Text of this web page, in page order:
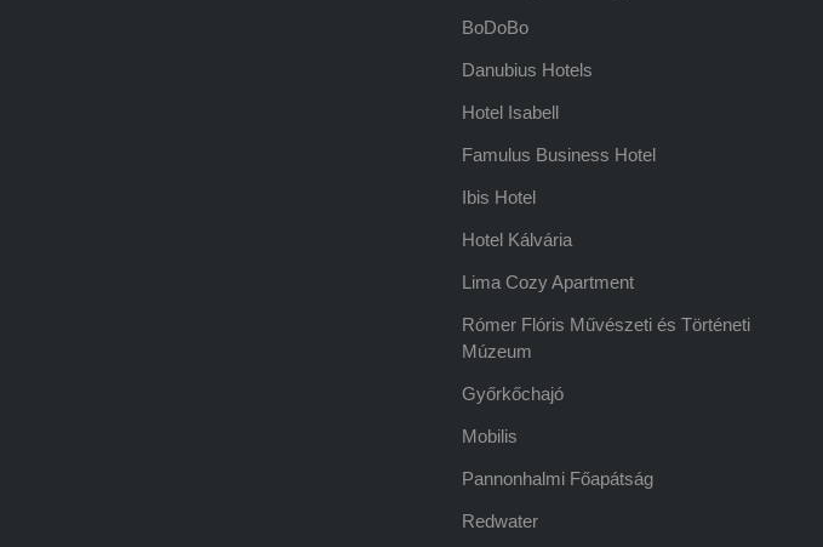
BoDoBo
Danubius Hotels
Hotel Isabell
Famulus Business Hotel
Ibis Hotel
Hotel Kálvária
Lima Cozy Apartment
Rómer Flóris Művészeti és Történeti
Múzeum
Győrkőchajó
Mobilis
Pannonhalmi Főapátság
Redwater